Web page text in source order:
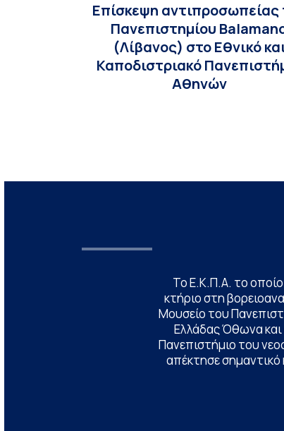
Επίσκεψη αντιπροσωπείας
Πανεπιστημίου
(Λίβανος) στο Εθνικό
Καποδιστριακό
Αθηνών
Το Ε.Κ.Π.Α. το οποίο
κτήριο στη
Μουσείο του
Ελλάδας Όθωνα
Πανεπιστήμιο του
απέκτησε σημαντικό